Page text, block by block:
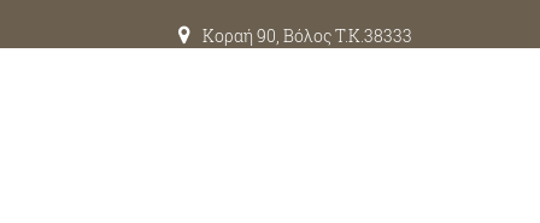
Κοραή 90, Βόλος T.K.38333